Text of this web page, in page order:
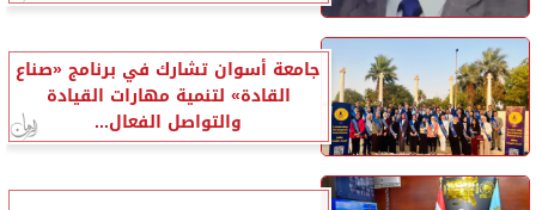
جامعة أسوان تشارك في برنامج «صناع
القادة» لتنمية مهارات القيادة
والتواصل الفعال...